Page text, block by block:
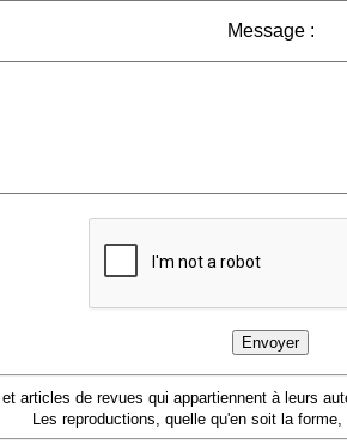
Message :
articles de revues qui appartiennent à leurs
Les reproductions, quelle qu'en soit la